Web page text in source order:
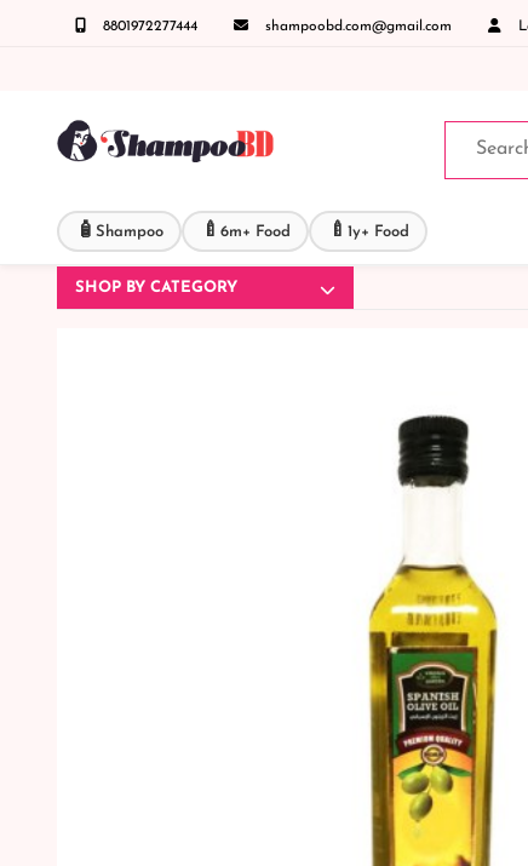
8801972277444 shampoobd.com@gmail.com
( IMO + Whatsapp ) +8801972277444 সহজে অর্ডার করতে প্রোডাক্ট পেজে আপনার
🧴 Shampoo 🍼 6m+ Food 🍼 1y+ Food
SHOP BY CATEGORY